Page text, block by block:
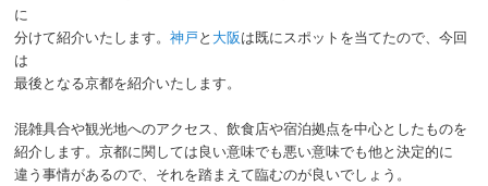
に
分けて紹介いたします。神戸と 大阪は既にスポットを当てたので、今回
は
最後となる京都を紹介いたします。
混雑具合や観光地へのアクセス、飲食店や宿泊拠点を中心としたものを
紹介します。京都に関しては良い意味でも悪い意味でも他と決定的に
違う事情があるので、それを踏まえて臨むのが良いでしょう。